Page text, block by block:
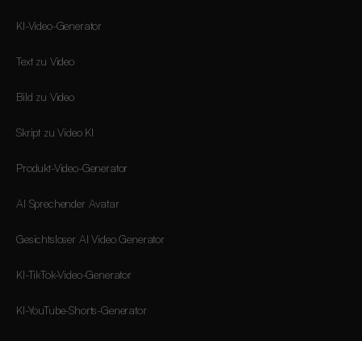
KI-Video-Generator
Text zu Video
Bild zu Video
Skript zu Video KI
Produkt-Video-Generator
AI Sprechender Avatar
Gesichtsloser AI Video Generator
KI-TikTok-Video-Generator
KI-YouTube-Shorts-Generator